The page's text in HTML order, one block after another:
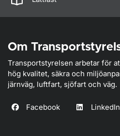
Om
Transportstyrelsen arbetar för
hög kvalitet, säkra och
järnväg, luftfart, sjöfart och väg.
Facebook LinkedIn